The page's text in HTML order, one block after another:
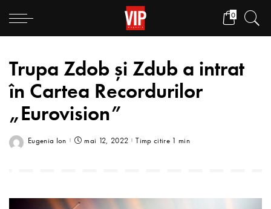
0
Trupa Zdob și Zdub a intrat
în Cartea Recordurilor
„Eurovision”
Eugenia Ion mai 12, 2022 Timp citire 1 min